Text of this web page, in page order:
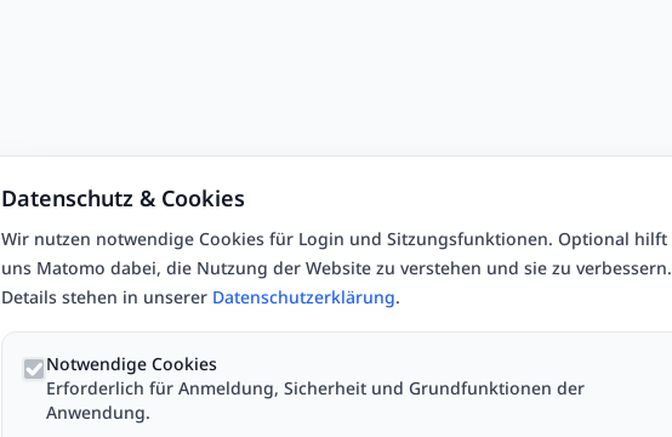
Datenschutz & Cookies
Wir nutzen notwendige Cookies für Login und Sitzungsfunktionen. Optional hilft
uns Matomo dabei, die Nutzung der Website zu verstehen und sie zu verbessern.
Details stehen in unserer Datenschutzerklärung.
Notwendige Cookies
Erforderlich für Anmeldung, Sicherheit und Grundfunktionen der
Anwendung.